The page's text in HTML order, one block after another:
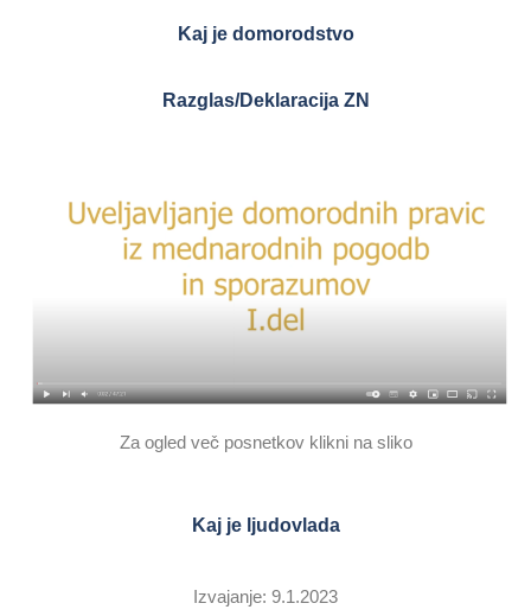
Kaj je domorodstvo
Razglas/Deklaracija ZN
Za ogled več posnetkov klikni na sliko
Kaj je ljudovlada
Izvajanje: 9.1.2023